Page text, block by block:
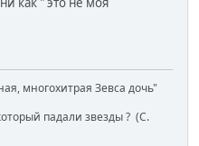
многохитрая Зевса дочь"
падали звезды ? (C.